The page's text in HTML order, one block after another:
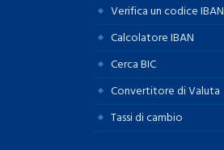
Verifica un codice IBAN
Calcolatore IBAN
Cerca BIC
Convertitore di Valuta
Tassi di cambio